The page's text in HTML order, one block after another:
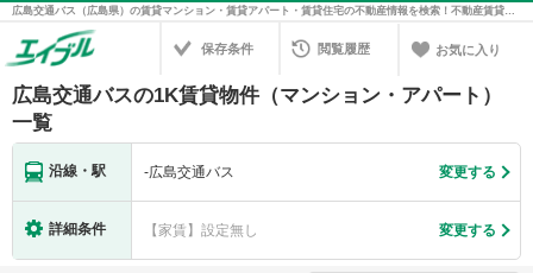
広島交通バス（広島県）の賃貸マンション・賃貸アパート・賃貸住宅の不動産情報を検索！不動産賃貸の物件探しは、お部屋探しのエイブル
保存条件 閲覧履歴 お気に入り
広島交通バスの1K賃貸物件（マンション・アパート）
一覧
沿線・駅 -広島交通バス 変更する
詳細条件 【家賃】設定無し 変更する